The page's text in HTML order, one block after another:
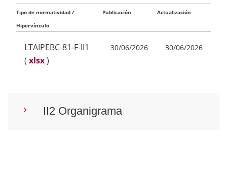
Tipo de normatividad /
Hipervínculo
Publicación Actualización
LTAIPEBC-81-F-II1
( xlsx)
30/06/2026 30/06/2026
II2 Organigrama